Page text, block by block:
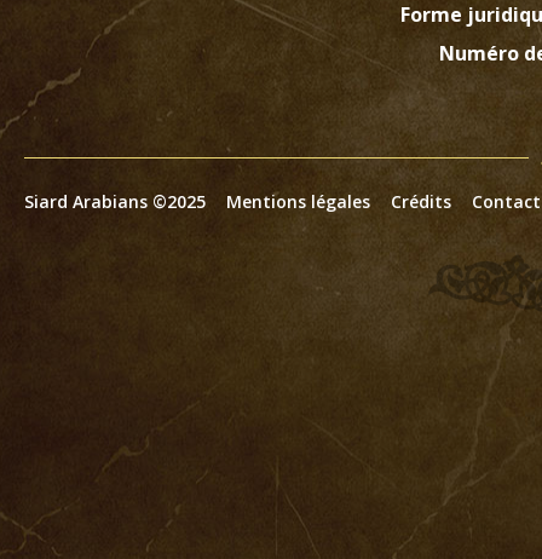
Forme
Numéro
Siard Arabians ©2025 Mentions légales Crédits Contact